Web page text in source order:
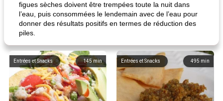
figues sèches doivent être trempées toute la nuit dans
l’eau, puis consommées le lendemain avec de l’eau pour
donner des résultats positifs en termes de réduction des
piles.
145 min
Entrées et Snacks 495 min
Entrées et Snacks